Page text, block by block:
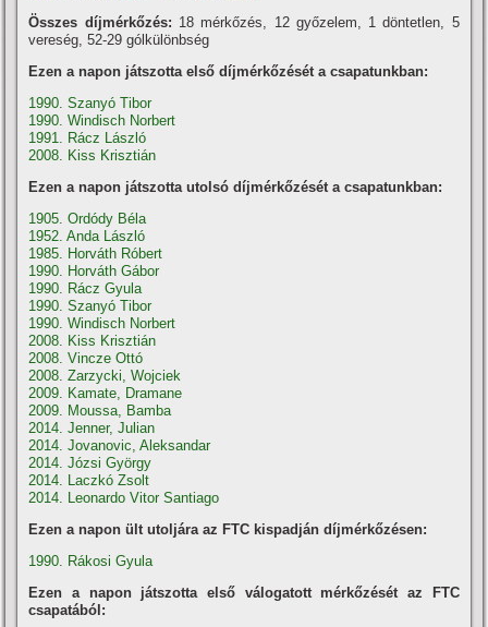
Összes díjmérkőzés: 18 mérkőzés, 12 győzelem, 1 döntetlen, 5
vereség, 52-29 gólkülönbség
Ezen a napon játszotta első díjmérkőzését a csapatunkban:
1990. Szanyó Tibor
1990. Windisch Norbert
1991. Rácz László
2008. Kiss Krisztián
Ezen a napon játszotta utolsó díjmérkőzését a csapatunkban:
1905. Ordódy Béla
1952. Anda László
1985. Horváth Róbert
1990. Horváth Gábor
1990. Rácz Gyula
1990. Szanyó Tibor
1990. Windisch Norbert
2008. Kiss Krisztián
2008. Vincze Ottó
2008. Zarzycki, Wojciek
2009. Kamate, Dramane
2009. Moussa, Bamba
2014. Jenner, Julian
2014. Jovanovic, Aleksandar
2014. Józsi György
2014. Laczkó Zsolt
2014. Leonardo Vitor Santiago
Ezen a napon ült utoljára az FTC kispadján díjmérkőzésen:
1990. Rákosi Gyula
Ezen a napon játszotta első válogatott mérkőzését az FTC
csapatából: